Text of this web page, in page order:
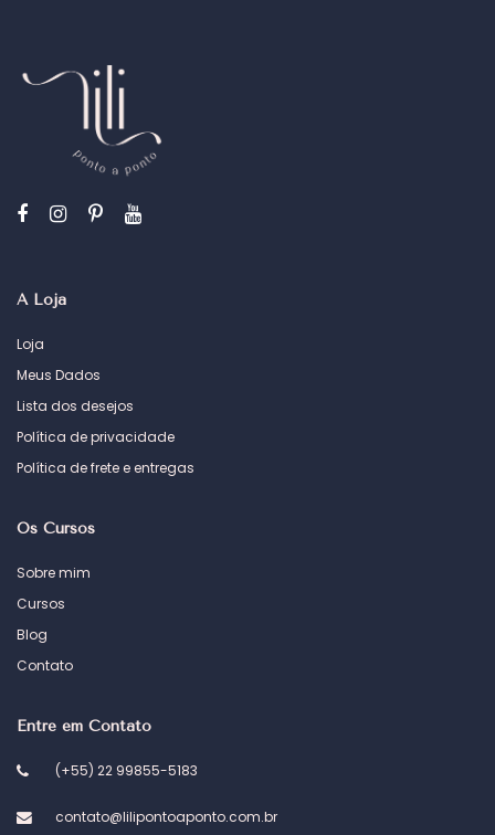
A Loja
Loja
Meus Dados
Lista dos desejos
Política de privacidade
Política de frete e entregas
Os Cursos
Sobre mim
Cursos
Blog
Contato
Entre em Contato
(+55) 22 99855-5183
contato@lilipontoaponto.com.br